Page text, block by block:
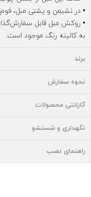
• در نشیمن و پشتی مبل،
• روکش مبل قابل
به کالیته رنگ موجود است.
برند
نحوه سفارش
گارانتی محصولات
نگهداری و شستشو
راهنمای نصب